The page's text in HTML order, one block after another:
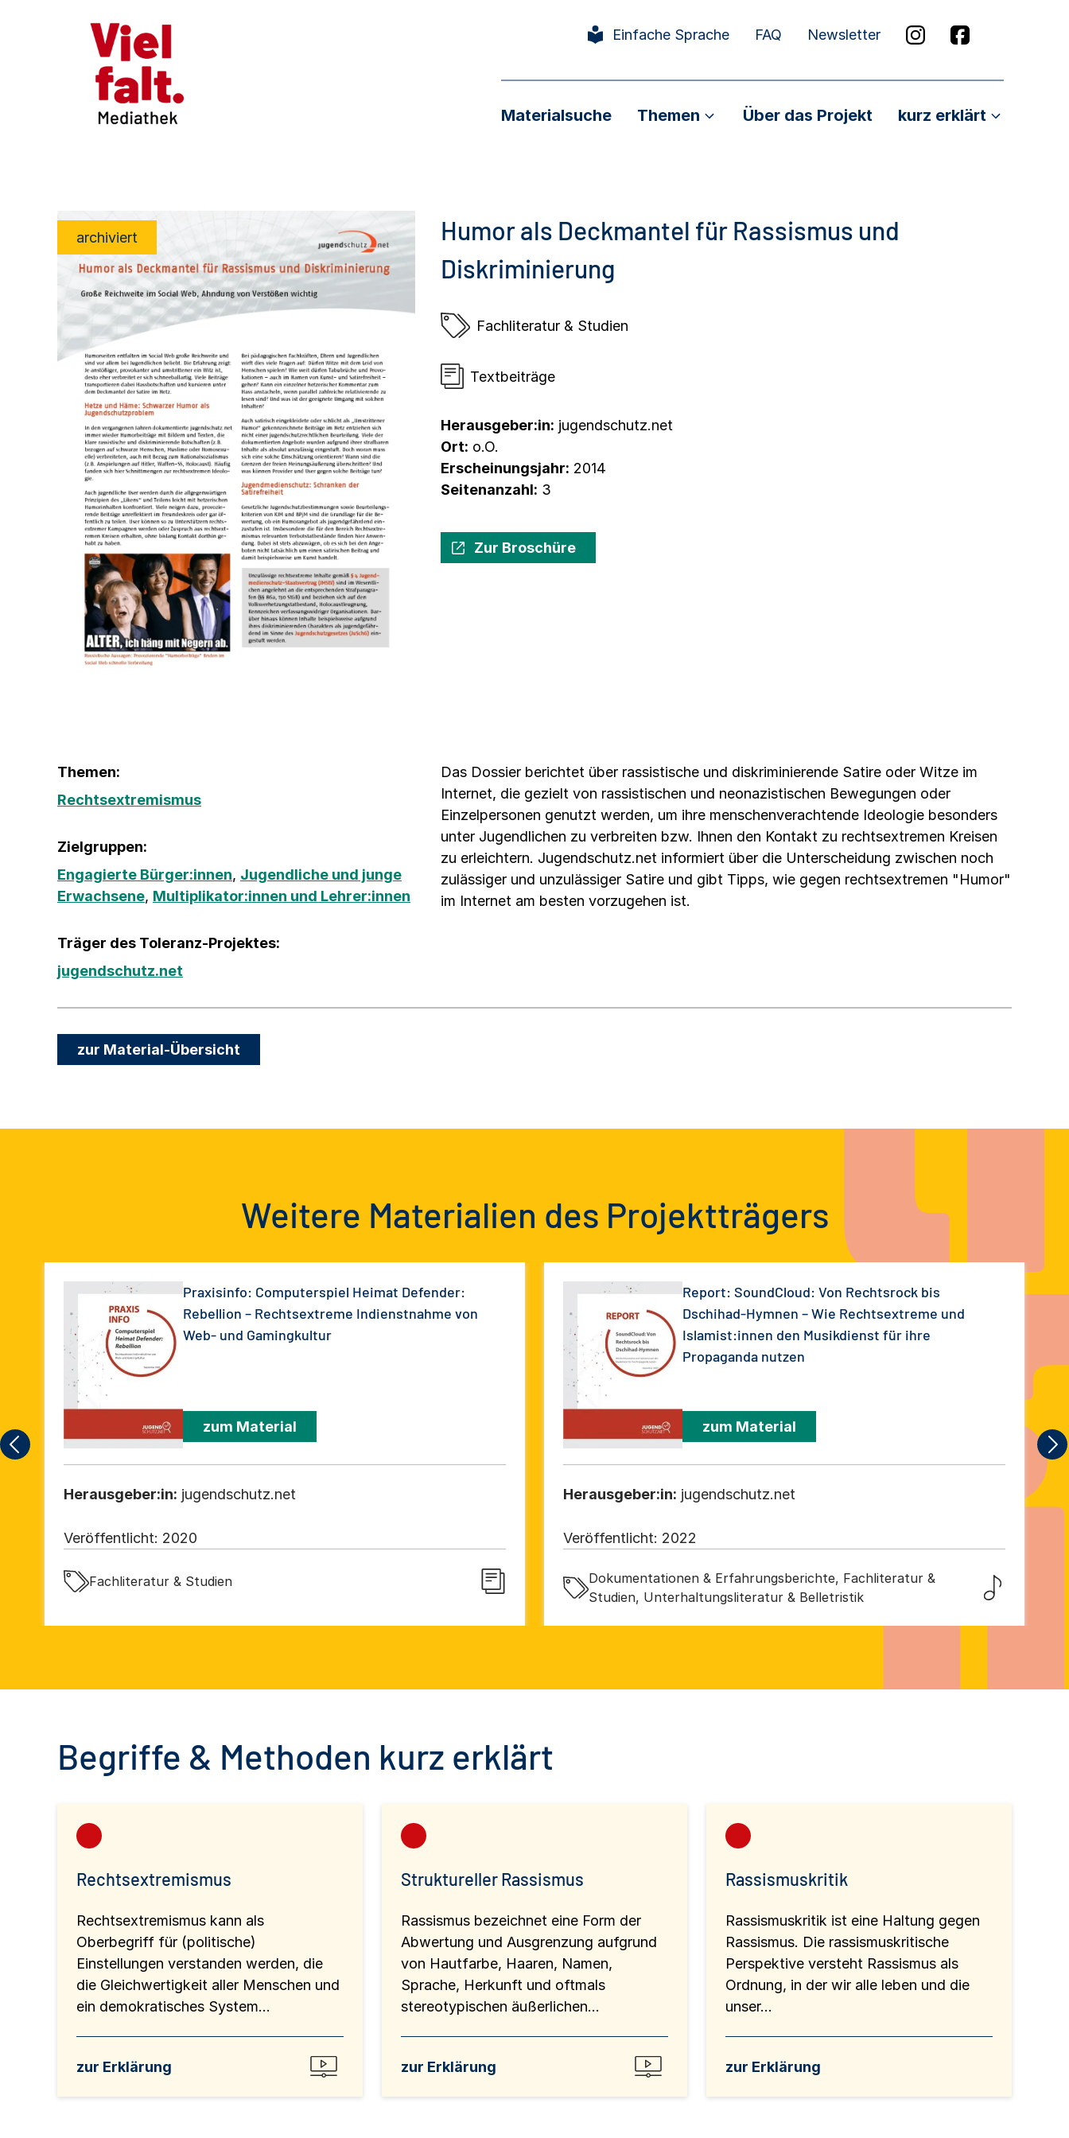
Einfache Sprache FAQ Newsletter
Materialsuche Themen Über das Projekt kurz erklärt
archiviert
Humor als Deckmantel für Rassismus und
Diskriminierung
Fachliteratur & Studien
Textbeiträge
Herausgeber:in: jugendschutz.net
Ort: o.O.
Erscheinungsjahr: 2014
Seitenanzahl: 3
Zur Broschüre
Themen:
Rechtsextremismus
Zielgruppen:
Engagierte Bürger:innen, Jugendliche und junge
Erwachsene, Multiplikator:innen und Lehrer:innen
Träger des Toleranz-Projektes:
jugendschutz.net
Das Dossier berichtet über rassistische und diskriminierende Satire oder Witze im
Internet, die gezielt von rassistischen und neonazistischen Bewegungen oder
Einzelpersonen genutzt werden, um ihre menschenverachtende Ideologie besonders
unter Jugendlichen zu verbreiten bzw. Ihnen den Kontakt zu rechtsextremen Kreisen
zu erleichtern. Jugendschutz.net informiert über die Unterscheidung zwischen noch
zulässiger und unzulässiger Satire und gibt Tipps, wie gegen rechtsextremen "Humor"
im Internet am besten vorzugehen ist.
zur Material-Übersicht
Weitere Materialien des Projektträgers
Praxisinfo: Computerspiel Heimat Defender:
Rebellion – Rechtsextreme Indienstnahme von
Web- und Gamingkultur
zum Material
Herausgeber:in: jugendschutz.net
Veröffentlicht: 2020
Fachliteratur & Studien
Report: SoundCloud: Von Rechtsrock bis
Dschihad-Hymnen – Wie Rechtsextreme und
Islamist:innen den Musikdienst für ihre
Propaganda nutzen
zum Material
Herausgeber:in: jugendschutz.net
Veröffentlicht: 2022
Dokumentationen & Erfahrungsberichte, Fachliteratur &
Studien, Unterhaltungsliteratur & Belletristik
Begriffe & Methoden kurz erklärt
Rechtsextremismus
Rechtsextremismus kann als
Oberbegriff für (politische)
Einstellungen verstanden werden, die
die Gleichwertigkeit aller Menschen und
ein demokratisches System...
zur Erklärung
Struktureller Rassismus
Rassismus bezeichnet eine Form der
Abwertung und Ausgrenzung aufgrund
von Hautfarbe, Haaren, Namen,
Sprache, Herkunft und oftmals
stereotypischen äußerlichen...
zur Erklärung
Rassismuskritik
Rassismuskritik ist eine Haltung gegen
Rassismus. Die rassismuskritische
Perspektive versteht Rassismus als
Ordnung, in der wir alle leben und die
unser...
zur Erklärung